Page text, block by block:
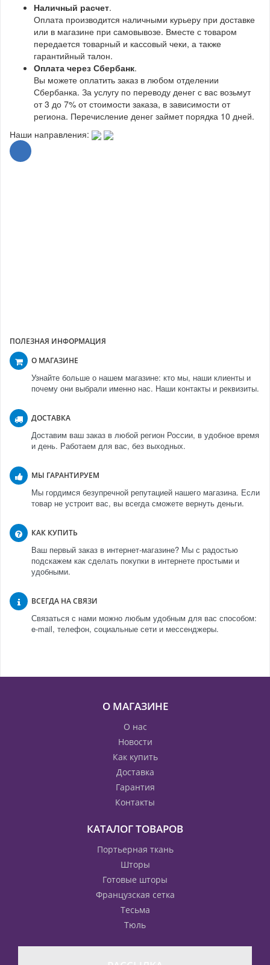
Наличный расчет.
Оплата производится наличными курьеру при доставке
или в магазине при самовывозе. Вместе с товаром
передается товарный и кассовый чеки, а также
гарантийный талон.
Оплата через Сбербанк.
Вы можете оплатить заказ в любом отделении
Сбербанка. За услугу по переводу денег с вас возьмут
от 3 до 7% от стоимости заказа, в зависимости от
региона. Перечисление денег займет порядка 10 дней.
Наши направления:
ПОЛЕЗНАЯ ИНФОРМАЦИЯ
О МАГАЗИНЕ
Узнайте больше о нашем магазине: кто мы, наши клиенты и
почему они выбрали именно нас. Наши контакты и реквизиты.
ДОСТАВКА
Доставим ваш заказ в любой регион России, в удобное время
и день. Работаем для вас, без выходных.
МЫ ГАРАНТИРУЕМ
Мы гордимся безупречной репутацией нашего магазина. Если
товар не устроит вас, вы всегда сможете вернуть деньги.
КАК КУПИТЬ
Ваш первый заказ в интернет-магазине? Мы с радостью
подскажем как сделать покупки в интернете простыми и
удобными.
ВСЕГДА НА СВЯЗИ
Связаться с нами можно любым удобным для вас способом:
e-mail, телефон, социальные сети и мессенджеры.
О МАГАЗИНЕ
О нас
Новости
Как купить
Доставка
Гарантия
Контакты
КАТАЛОГ ТОВАРОВ
Портьерная ткань
Шторы
Готовые шторы
Французская сетка
Тесьма
Тюль